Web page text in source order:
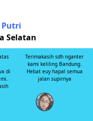
Putri
Selatan
di
Terimakasih sdh nganter
kami keliling Bandung.
Hebat euy hapal semua
jalan supirnya